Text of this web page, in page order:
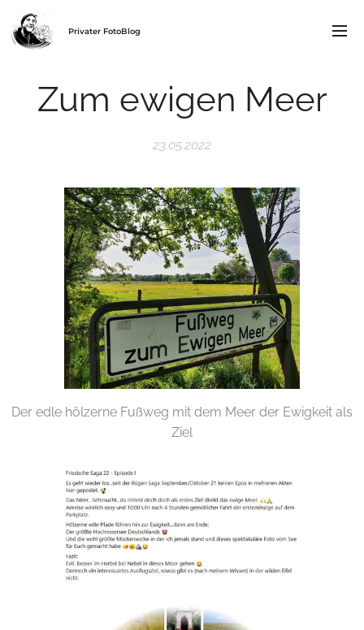
Privater FotoBlog
Zum ewigen Meer
23.05.2022
Der edle hölzerne Fußweg mit dem Meer der Ewigkeit als
Ziel